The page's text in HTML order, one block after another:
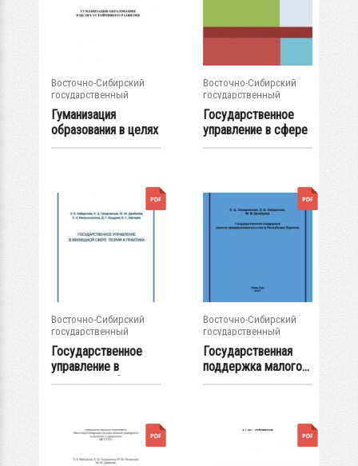
Восточно-Сибирский
государственный
университет...
Гуманизация
образования в целях
устойчивого...
Восточно-Сибирский
государственный
университет...
Государственное
управление в сфере
социальной...
Восточно-Сибирский
государственный
университет...
Государственное
управление в
жилищной сфере:...
Восточно-Сибирский
государственный
университет...
Государственная
поддержка малого...